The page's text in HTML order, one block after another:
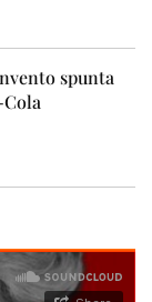
spunta